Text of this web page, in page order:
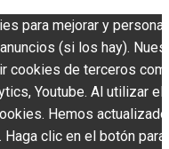
para mejorar y
(si los hay).
cookies de terceros
Youtube. Al utilizar
Hemos actualizado
clic en el botón para